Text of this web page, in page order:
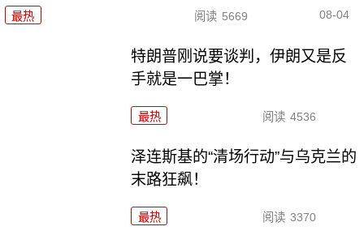
最热 阅读 5669 08-04
特朗普刚说要谈判，伊朗又是反
手就是一巴掌！
最热 阅读 4536
泽连斯基的“清场行动”与乌克兰的
末路狂飙！
最热 阅读 3370